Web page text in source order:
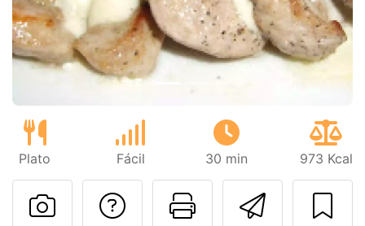
Plato Fácil 30 min 973 Kcal
Imprimir
Preguntar al autor